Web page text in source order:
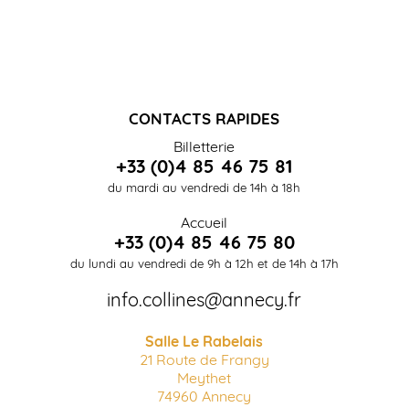
CONTACTS RAPIDES
Billetterie
+33 (0)4 85 46 75 81
du mardi au vendredi de 14h à 18h
Accueil
+33 (0)4 85 46 75 80
du lundi au vendredi de 9h à 12h et de 14h à 17h
info.collines@annecy.fr
Salle Le Rabelais
21 Route de Frangy
Meythet
74960 Annecy